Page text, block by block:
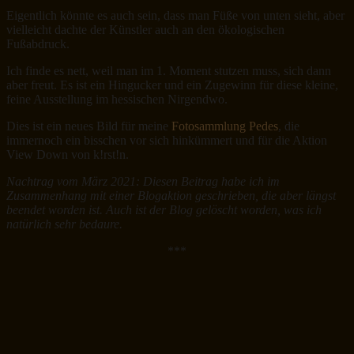
Eigentlich könnte es auch sein, dass man Füße von unten sieht, aber
vielleicht dachte der Künstler auch an den ökologischen
Fußabdruck.
Ich finde es nett, weil man im 1. Moment stutzen muss, sich dann
aber freut. Es ist ein Hingucker und ein Zugewinn für diese kleine,
feine Ausstellung im hessischen Nirgendwo.
Dies ist ein neues Bild für meine Fotosammlung Pedes, die
immernoch ein bisschen vor sich hinkümmert und für die Aktion
View Down von k!rst!n.
Nachtrag vom März 2021: Diesen Beitrag habe ich im
Zusammenhang mit einer Blogaktion geschrieben, die aber längst
beendet worden ist. Auch ist der Blog gelöscht worden, was ich
natürlich sehr bedaure.
***